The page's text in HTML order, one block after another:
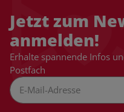
Jetzt zum
anmelden!
Erhalte spannende Infos
Postfach